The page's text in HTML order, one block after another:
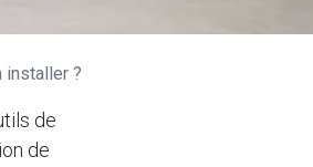
installer ?
de
de